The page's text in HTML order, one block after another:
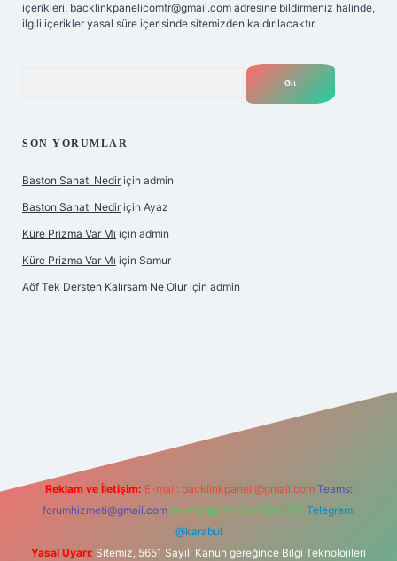
içerikleri, backlinkpanelicomtr@gmail.com adresine bildirmeniz halinde,
ilgili içerikler yasal süre içerisinde sitemizden kaldırılacaktır.
SON YORUMLAR
Baston Sanatı Nedir için admin
Baston Sanatı Nedir için Ayaz
Küre Prizma Var Mı için admin
Küre Prizma Var Mı için Samur
Aöf Tek Dersten Kalırsam Ne Olur için admin
Reklam ve İletişim: E-mail: backlinkpaneli@gmail.com Teams:
forumhizmeti@gmail.com Whatsapp: 0262 606 0 726 Telegram:
@karabul
Yasal Uyarı: Sitemiz, 5651 Sayılı Kanun gereğince Bilgi Teknolojileri